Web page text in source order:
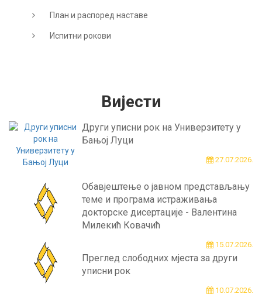
План и распоред наставе
Испитни рокови
Вијести
Други уписни рок на Универзитету у
Бањој Луци
27.07.2026.
Обавјештење о јавном представљању
теме и програма истраживања
докторске дисертације - Валентина
Милекић Ковачић
15.07.2026.
Преглед слободних мјеста за други
уписни рок
10.07.2026.